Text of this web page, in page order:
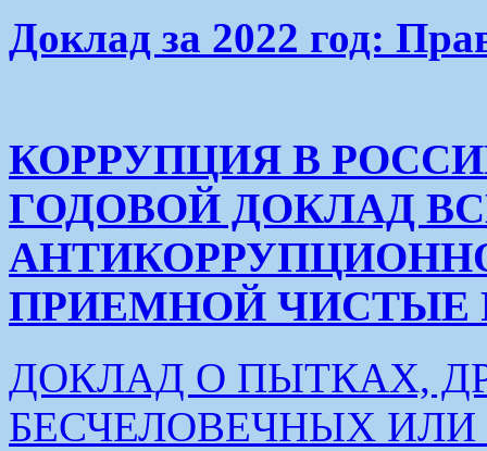
Доклад за 2022 год:
КОРРУПЦИЯ В
ГОДОВОЙ ДОКЛАД
ПРИЕМНОЙ ЧИСТЫЕ
ДОКЛАД О ПЫТКАХ,
БЕСЧЕЛОВЕЧНЫХ